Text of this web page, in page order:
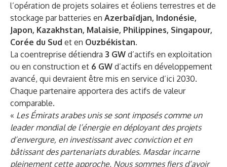
l’opération de projets solaires et éoliens terrestres et de
stockage par batteries en Azerbaïdjan, Indonésie,
Japon, Kazakhstan, Malaisie, Philippines, Singapour,
Corée du Sud et en Ouzbékistan.
La coentreprise détiendra 3 GW d’actifs en exploitation
ou en construction et 6 GW d’actifs en développement
avancé, qui devraient être mis en service d’ici 2030.
Chaque partenaire apportera des actifs de valeur
comparable.
« Les Émirats arabes unis se sont imposés comme un
leader mondial de l’énergie en déployant des projets
d’envergure, en investissant avec conviction et en
bâtissant des partenariats durables. Masdar incarne
pleinement cette approche. Nous sommes fiers d’avoir